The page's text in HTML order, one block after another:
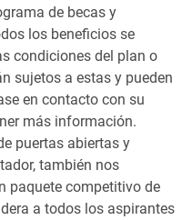
de becas y
los beneficios se
condiciones del plan o
sujetos a estas y pueden
en contacto con su
más información.
puertas abiertas y
también nos
paquete competitivo de
a todos los aspirantes